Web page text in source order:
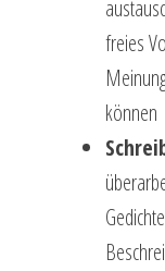
freies
können